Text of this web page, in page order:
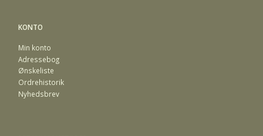
KONTO
Min konto
Adressebog
Ønskeliste
Ordrehistorik
Nyhedsbrev